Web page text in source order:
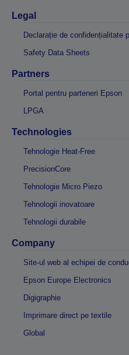
Legal
Declarație de confidențialitate
Safety Data Sheets
Partners
Portal pentru parteneri Epson
LPGA
Technologies
Tehnologie Heat-Free
PrecisionCore
Tehnologie Micro Piezo
Tehnologii inovatoare
Tehnologii durabile
Company
Site-ul web al echipei de
Epson Europe Electronics
Digigraphie
Imprimare direct pe textile
Global